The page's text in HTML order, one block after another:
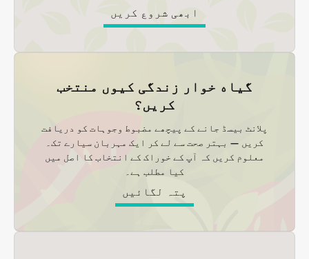
ابھی شروع کریں
گیاه خوار زندگی کیوں منتخب
کریں؟
پلانٹ بیسڈ جانے کے پیچھے مضبوط وجوہات کو دریافت
کریں — بہتر صحت سے لے کر ایک مہربان سیارے تک۔
معلوم کریں کہ آپ کے خوراک کے انتخاب کا اصل میں
کیا مطلب ہے۔
پتہ لگائیں